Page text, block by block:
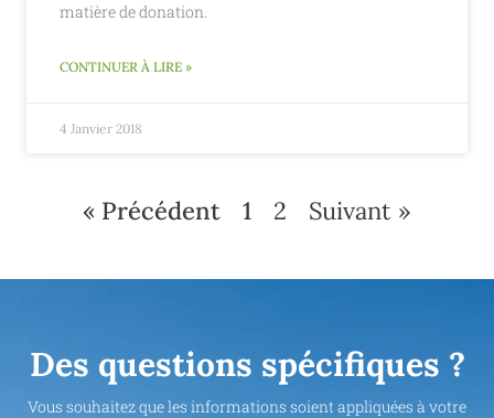
matière de donation.
CONTINUER À LIRE »
4 Janvier 2018
« Précédent 1 2 Suivant »
Des questions spécifiques ?
Vous souhaitez que les informations soient appliquées à votre